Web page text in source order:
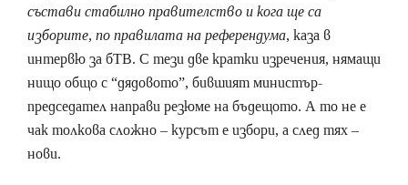
състави стабилно правителство и кога ще са
изборите, по правилата на референдума, каза в
интервю за бТВ. С тези две кратки изречения, нямащи
нищо общо с “дядовото”, бившият министър-
председател направи резюме на бъдещото. А то не е
чак толкова сложно – курсът е избори, а след тях –
нови.